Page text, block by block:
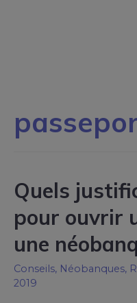
Quels
pour ouvrir
une
Conseils, Néobanques,
2019